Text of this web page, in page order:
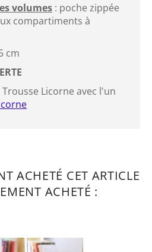
volumes : poche zippée
compartiments à
cm
Licorne avec l'un
ACHETÉ CET ARTICLE
ACHETÉ :